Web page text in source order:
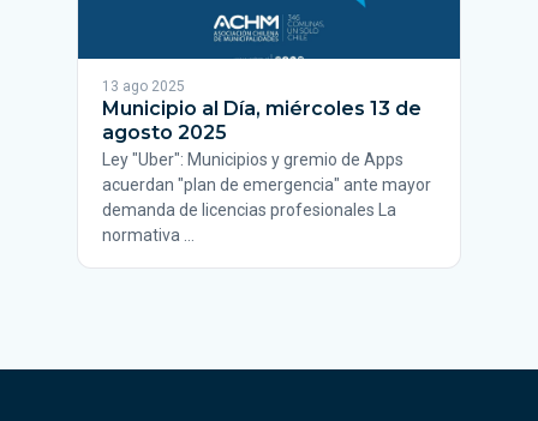
13 ago 2025
Municipio al Día, miércoles 13 de
agosto 2025
Ley "Uber": Municipios y gremio de Apps
acuerdan "plan de emergencia" ante mayor
demanda de licencias profesionales La
normativa …